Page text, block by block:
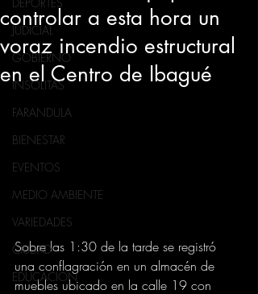
JUDICIAL
GOBIERNO
INSÓLITAS
FARANDULA
BIENESTAR
EVENTOS
MEDIO AMBIENTE
VARIEDADES
CIUDAD
EDUCACION
controlar a esta hora un
voraz incendio estructural
en el Centro de Ibagué
Sobre las 1:30 de la tarde se registró
una conflagración en un almacén de
muebles ubicado en la calle 19 con